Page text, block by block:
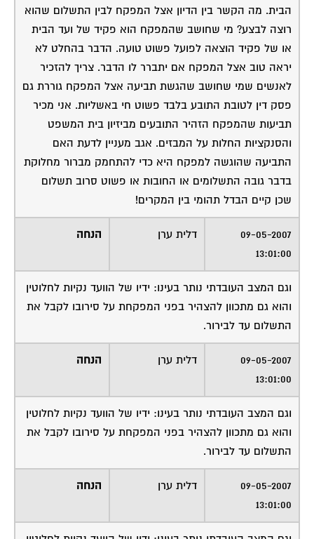
הבית. מה הקשר בין הדיון אצל המפקח לבין התשלום שהוא
רוצה לבצע? מי שחושב שהמפקח הוא פקיד של ועד הבית
או של פקיד הוצאה לפועל פשוט טועה. הדבר בהחלט לא
יראה טוב אצל המפקח אם יתברר לו הדבר. צריך להזכיר
לאנשים שמי שחושב שהגשת תביעה אצל המפקח גוררת גם
פסק דין לטובת התובע בלבד פשוט חי באשליות. אני מכיר
תביעות שהמפקח הזהיר התובעים מביזיון בית המשפט
והסנקציות החלות על המבזים. אגב מעניין לדעת האם
התביעה שהוגשה למפקח היא כדי להתחמק מברור מחלוקת
בדבר גובה התשלומים או החובות או פשוט סרוב תשלום
שכן קיים הבדל תהומי בין המקרים!
09-05-2007
13:01:00
דלית ערן הנחה
וגם המצב העובדתי נותר בעינו: ידיו של הוועד נקיות לחלוטין
והוא גם מתכוון להצהיר בפני המפקחת על סירובו לקבל את
התשלום עד לבירור.
09-05-2007
13:01:00
דלית ערן הנחה
וגם המצב העובדתי נותר בעינו: ידיו של הוועד נקיות לחלוטין
והוא גם מתכוון להצהיר בפני המפקחת על סירובו לקבל את
התשלום עד לבירור.
09-05-2007
13:01:00
דלית ערן הנחה